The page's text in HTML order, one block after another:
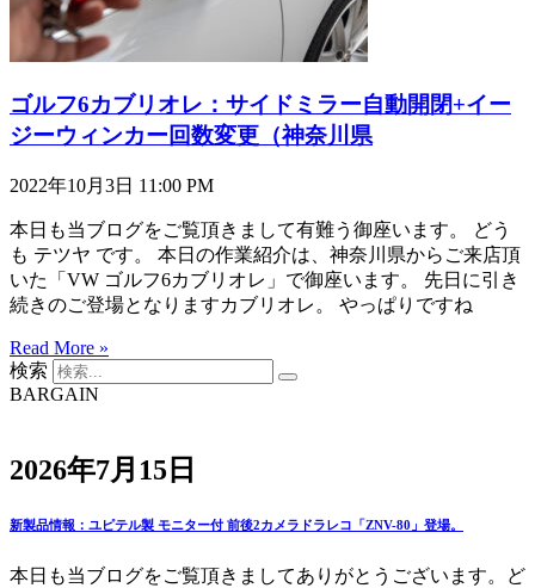
ゴルフ6カブリオレ：サイドミラー自動開閉+イー
ジーウィンカー回数変更（神奈川県
2022年10月3日 11:00 PM
本日も当ブログをご覧頂きまして有難う御座います。 どう
も テツヤ です。 本日の作業紹介は、神奈川県からご来店頂
いた「VW ゴルフ6カブリオレ」で御座います。 先日に引き
続きのご登場となりますカブリオレ。 やっぱりですね
Read More »
検索
BARGAIN
2026年7月15日
新製品情報：ユピテル製 モニター付 前後2カメラドラレコ「ZNV-80」登場。
本日も当ブログをご覧頂きましてありがとうございます。ど